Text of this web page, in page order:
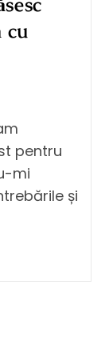
cu
pentru
mi
și